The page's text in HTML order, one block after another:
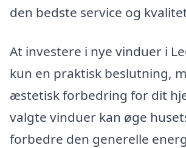
den bedste service og
At investere i nye vinduer i
kun en praktisk beslutning,
æstetisk forbedring for dit
valgte vinduer kan øge
forbedre den generelle